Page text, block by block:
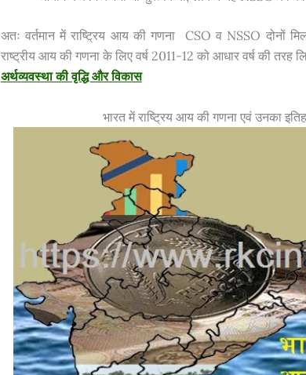
अतः वर्तमान में राष्ट्रिय आय की गणना CSO व NSSO दोनों
राष्ट्रीय आय की गणना के लिए वर्ष 2011-12 को आधार वर्ष की तरह
अर्थव्यवस्था की वृद्धि और विकास
भारत में राष्ट्रिय आय की गणना एवं उनका